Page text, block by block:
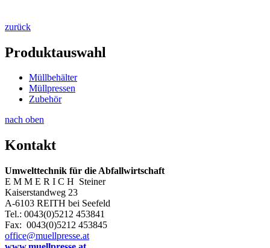
zurück
Produktauswahl
Müllbehälter
Müllpressen
Zubehör
nach oben
Kontakt
Umwelttechnik für die Abfallwirtschaft
E M M E R I C H Steiner
Kaiserstandweg 23
A-6103 REITH bei Seefeld
Tel.: 0043(0)5212 453841
Fax: 0043(0)5212 453845
office@muellpresse.at